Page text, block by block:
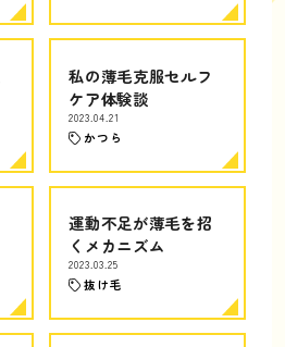
私の薄毛克服セルフ
ケア体験談
2023.04.21
かつら
運動不足が薄毛を招
くメカニズム
2023.03.25
抜け毛